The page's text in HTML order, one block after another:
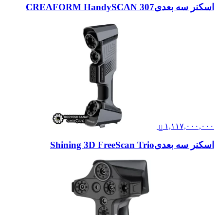
اسکنر سه بعدیCREAFORM HandySCAN 307
۱,۱۱۷,۰۰۰,۰۰۰
اسکنر سه بعدیShining 3D FreeScan Trio